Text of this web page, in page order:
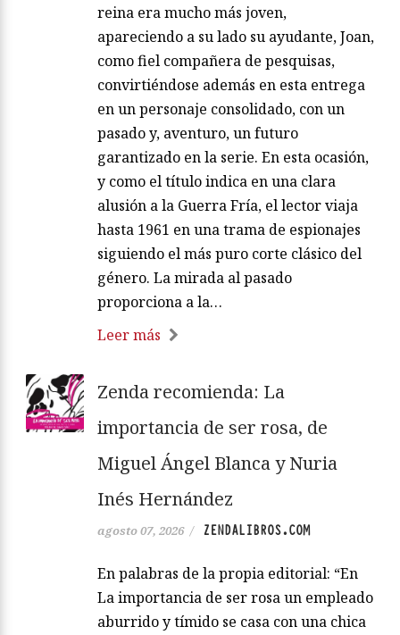
reina era mucho más joven,
apareciendo a su lado su ayudante, Joan,
como fiel compañera de pesquisas,
convirtiéndose además en esta entrega
en un personaje consolidado, con un
pasado y, aventuro, un futuro
garantizado en la serie. En esta ocasión,
y como el título indica en una clara
alusión a la Guerra Fría, el lector viaja
hasta 1961 en una trama de espionajes
siguiendo el más puro corte clásico del
género. La mirada al pasado
proporciona a la…
Leer más
Zenda recomienda: La
importancia de ser rosa, de
Miguel Ángel Blanca y Nuria
Inés Hernández
agosto 07, 2026 / ZENDALIBROS.COM
En palabras de la propia editorial: “En
La importancia de ser rosa un empleado
aburrido y tímido se casa con una chica